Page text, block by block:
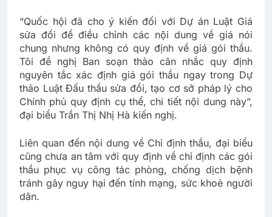
“Quốc hội đã cho ý kiến đối với Dự án Luật Giá
sửa đổi để điều chỉnh các nội dung về giá nói
chung nhưng không có quy định về giá gói thầu.
Tôi đề nghị Ban soạn thảo cân nhắc quy định
nguyên tắc xác định giá gói thầu ngay trong Dự
thảo Luật Đấu thầu sửa đổi, tạo cơ sở pháp lý cho
Chính phủ quy định cụ thể, chi tiết nội dung này”,
đại biểu Trần Thị Nhị Hà kiến nghị.
Liên quan đến nội dung về Chỉ định thầu, đại biểu
cũng chưa an tâm với quy định về chỉ định các gói
thầu phục vụ công tác phòng, chống dịch bệnh
tránh gây nguy hại đến tính mạng, sức khoẻ người
dân.